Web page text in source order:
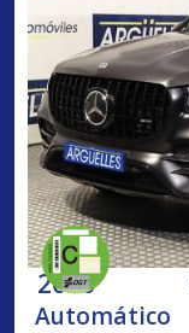
2020
Automático